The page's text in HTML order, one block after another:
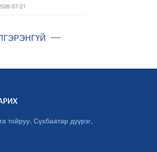
07-21
тойруу, Сүхбаатар дүүрэг,